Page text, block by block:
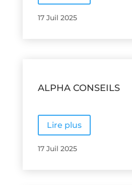
17 Juil 2025
ALPHA CONSEILS
Lire plus
17 Juil 2025